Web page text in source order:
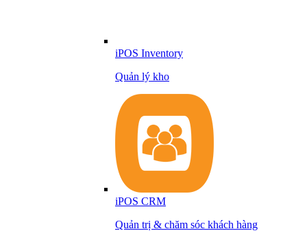
iPOS Inventory
Quản lý kho
iPOS CRM
Quản trị & chăm sóc khách hàng